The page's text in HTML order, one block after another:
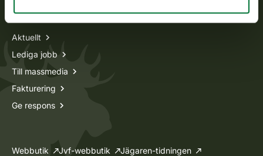
Information om oss
Aktuellt
Lediga jobb
Till massmedia
Fakturering
Ge respons
Webbutik Jvf-webbutik
Jägaren-tidningen